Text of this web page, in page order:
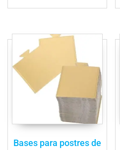
Bases para postres de